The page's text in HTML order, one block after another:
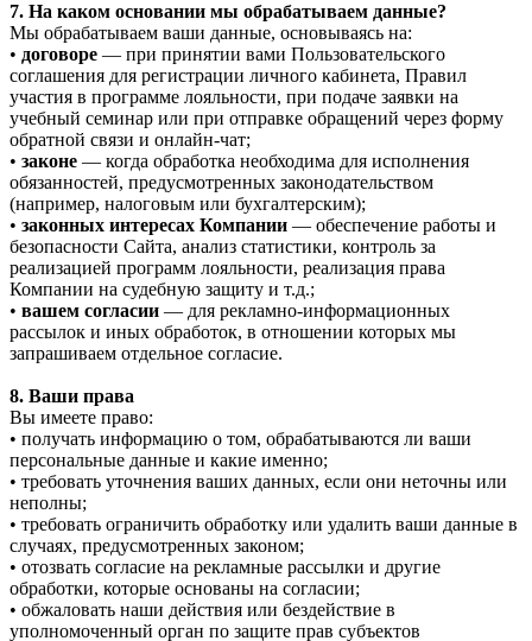
7. На каком основании мы обрабатываем данные?
Мы обрабатываем ваши данные, основываясь на:
• договоре — при принятии вами Пользовательского
соглашения для регистрации личного кабинета, Правил
участия в программе лояльности, при подаче заявки на
учебный семинар или при отправке обращений через форму
обратной связи и онлайн-чат;
• законе — когда обработка необходима для исполнения
обязанностей, предусмотренных законодательством
(например, налоговым или бухгалтерским);
• законных интересах Компании — обеспечение работы и
безопасности Сайта, анализ статистики, контроль за
реализацией программ лояльности, реализация права
Компании на судебную защиту и т.д.;
• вашем согласии — для рекламно-информационных
рассылок и иных обработок, в отношении которых мы
запрашиваем отдельное согласие.
8. Ваши права
Вы имеете право:
• получать информацию о том, обрабатываются ли ваши
персональные данные и какие именно;
• требовать уточнения ваших данных, если они неточны или
неполны;
• требовать ограничить обработку или удалить ваши данные в
случаях, предусмотренных законом;
• отозвать согласие на рекламные рассылки и другие
обработки, которые основаны на согласии;
• обжаловать наши действия или бездействие в
уполномоченный орган по защите прав субъектов